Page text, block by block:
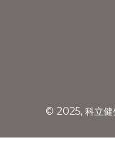
© 2025, 科立健